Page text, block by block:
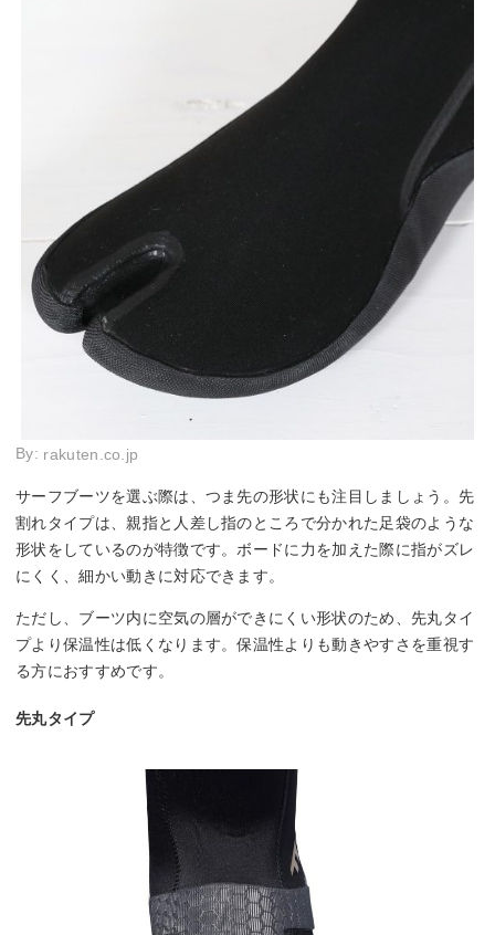
By: rakuten.co.jp
サーフブーツを選ぶ際は、つま先の形状にも注目しましょう。先
割れタイプは、親指と人差し指のところで分かれた足袋のような
形状をしているのが特徴です。ボードに力を加えた際に指がズレ
にくく、細かい動きに対応できます。
ただし、ブーツ内に空気の層ができにくい形状のため、先丸タイ
プより保温性は低くなります。保温性よりも動きやすさを重視す
る方におすすめです。
先丸タイプ